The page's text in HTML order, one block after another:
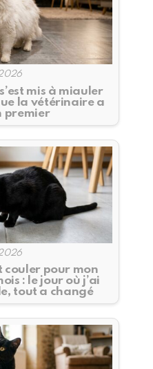
mis à miauler
la vétérinaire a
premier
couler pour mon
: le jour où j’ai
tout a changé